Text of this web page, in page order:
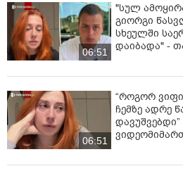
06:51
"სულ
გიორგი
სხეულში
დაიბადა" -
06:51
“როგორ
ჩემზე ადრე